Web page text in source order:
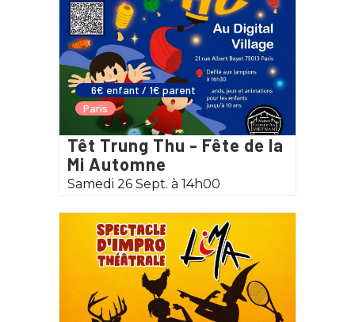
6€ enfant / 1€ parent
Paris
Têt Trung Thu - Fête de la
Mi Automne
Samedi 26 Sept. à 14h00